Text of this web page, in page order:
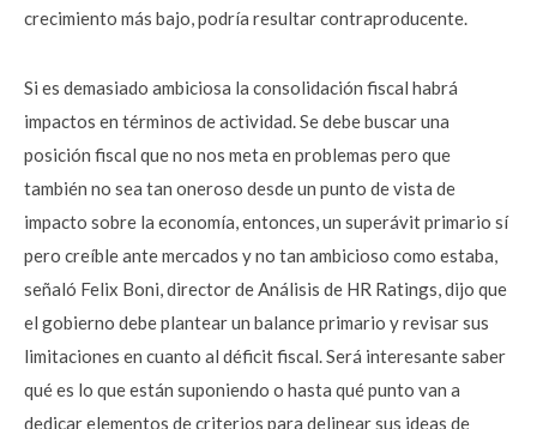
crecimiento más bajo, podría resultar contraproducente.
Si es demasiado ambiciosa la consolidación fiscal habrá
impactos en términos de actividad. Se debe buscar una
posición fiscal que no nos meta en problemas pero que
también no sea tan oneroso desde un punto de vista de
impacto sobre la economía, entonces, un superávit primario sí
pero creíble ante mercados y no tan ambicioso como estaba,
señaló Felix Boni, director de Análisis de HR Ratings, dijo que
el gobierno debe plantear un balance primario y revisar sus
limitaciones en cuanto al déficit fiscal. Será interesante saber
qué es lo que están suponiendo o hasta qué punto van a
dedicar elementos de criterios para delinear sus ideas de